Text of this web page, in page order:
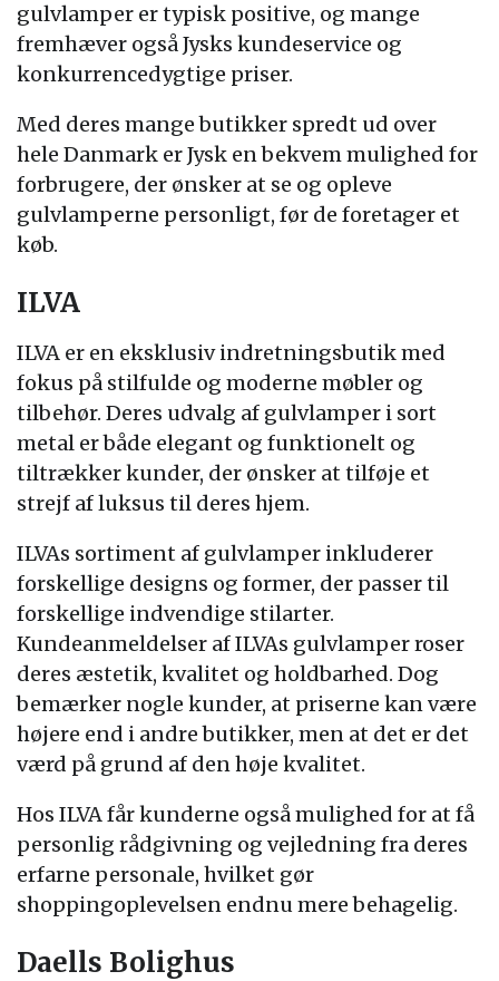
gulvlamper er typisk positive, og mange
fremhæver også Jysks kundeservice og
konkurrencedygtige priser.
Med deres mange butikker spredt ud over
hele Danmark er Jysk en bekvem mulighed for
forbrugere, der ønsker at se og opleve
gulvlamperne personligt, før de foretager et
køb.
ILVA
ILVA er en eksklusiv indretningsbutik med
fokus på stilfulde og moderne møbler og
tilbehør. Deres udvalg af gulvlamper i sort
metal er både elegant og funktionelt og
tiltrækker kunder, der ønsker at tilføje et
strejf af luksus til deres hjem.
ILVAs sortiment af gulvlamper inkluderer
forskellige designs og former, der passer til
forskellige indvendige stilarter.
Kundeanmeldelser af ILVAs gulvlamper roser
deres æstetik, kvalitet og holdbarhed. Dog
bemærker nogle kunder, at priserne kan være
højere end i andre butikker, men at det er det
værd på grund af den høje kvalitet.
Hos ILVA får kunderne også mulighed for at få
personlig rådgivning og vejledning fra deres
erfarne personale, hvilket gør
shoppingoplevelsen endnu mere behagelig.
Daells Bolighus